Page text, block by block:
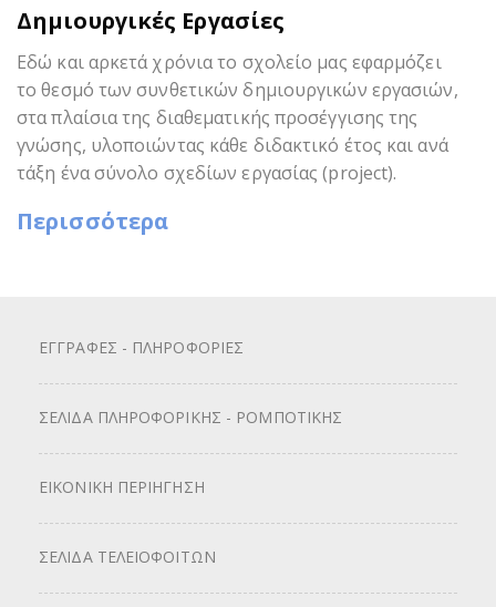
Δημιουργικές Εργασίες
Εδώ και αρκετά χρόνια το σχολείο μας εφαρμόζει
το θεσμό των συνθετικών δημιουργικών εργασιών,
στα πλαίσια της διαθεματικής προσέγγισης της
γνώσης, υλοποιώντας κάθε διδακτικό έτος και ανά
τάξη ένα σύνολο σχεδίων εργασίας (project).
Περισσότερα
ΕΓΓΡΑΦΕΣ - ΠΛΗΡΟΦΟΡΙΕΣ
ΣΕΛΙΔΑ ΠΛΗΡΟΦΟΡΙΚΗΣ - ΡΟΜΠΟΤΙΚΗΣ
ΕΙΚΟΝΙΚΗ ΠΕΡΙΗΓΗΣΗ
ΣΕΛΙΔΑ ΤΕΛΕΙΟΦΟΙΤΩΝ